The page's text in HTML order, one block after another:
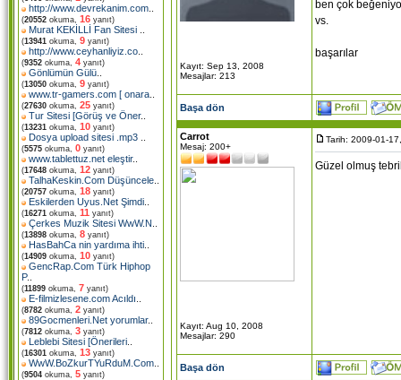
http://www.devrekanim.com
(20552 okuma, 16 yanıt)
Murat KEKİLLİ Fan Sitesi
(13941 okuma, 9 yanıt)
http://www.ceyhanliyiz.co
(9352 okuma, 4 yanıt)
Gönlümün Gülü
(13050 okuma, 9 yanıt)
www.tr-gamers.com [ onara
(27630 okuma, 25 yanıt)
Tur Sitesi [Görüş ve Öner..
(13231 okuma, 10 yanıt)
Dosya upload sitesi .mp3
(5575 okuma, 0 yanıt)
www.tablettuz.net eleştir..
(17648 okuma, 12 yanıt)
TalhaKeskin.Com Düşüncele
(20757 okuma, 18 yanıt)
Eskilerden Uyus.Net Şimdi
(16271 okuma, 11 yanıt)
Çerkes Muzik Sitesi WwW.N
(13898 okuma, 8 yanıt)
HasBahCa nin yardıma ihti
(14909 okuma, 10 yanıt)
GencRap.Com Türk Hiphop
P..
(11899 okuma, 7 yanıt)
E-filmizlesene.com Acıldı
(8782 okuma, 2 yanıt)
89Gocmenleri.Net yorumlar..
(7812 okuma, 3 yanıt)
Leblebi Sitesi [Önerileri
(16301 okuma, 13 yanıt)
WwW.BoZkurTYuRduM.Com
(9504 okuma, 5 yanıt)
Kayıt: Sep 13, 2008
Mesajlar: 213
ben çok
vs.
başarılar
Başa dön
Carrot
Mesaj: 200+
Kayıt: Aug 10, 2008
Mesajlar: 290
Tarih: 2009-01-
Güzel olmuş
Başa dön